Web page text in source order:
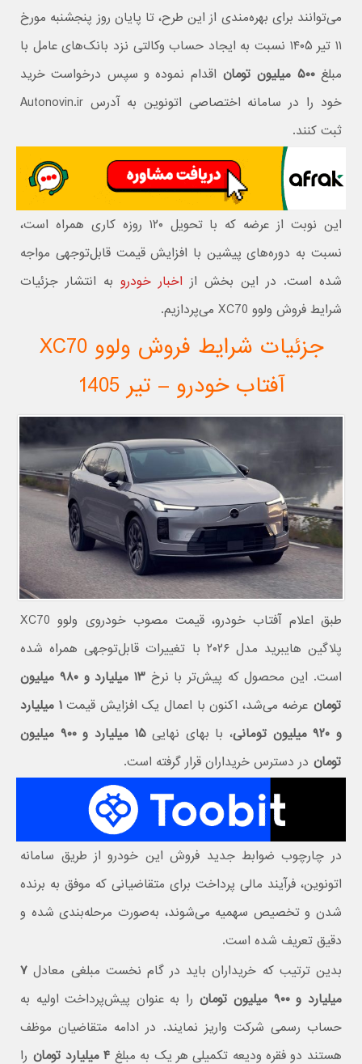
می‌توانند برای بهره‌مندی از این طرح، تا پایان روز پنجشنبه مورخ
۱۱ تیر ۱۴۰۵ نسبت به ایجاد حساب وکالتی نزد بانک‌های عامل با
مبلغ۵۰۰ میلیون تومان
اقدام نموده و سپس درخواست خرید
خود را در سامانه اختصاصی اتونوین به آدرس Autonovin.ir
ثبت کنند.
این نوبت از عرضه که با تحویل ۱۲۰ روزه کاری همراه است،
نسبت به دوره‌های پیشین با افزایش قیمت قابل‌توجهی مواجه
شده است. در این بخش از اخبار خودروبه انتشار جزئیات
شرایط فروش ولوو XC70 می‌پردازیم.
جزئیات شرایط فروش ولوو XC70
آفتاب خودرو – تیر 1405
طبق اعلام آفتاب خودرو، قیمت مصوب خودروی ولوو XC70
پلاگین هایبرید مدل ۲۰۲۶ با تغییرات قابل‌توجهی همراه شده
است. این محصول که پیش‌تر با نرخ
۱۳ میلیارد و ۹۸۰ میلیون
تومان عرضه می‌شد، اکنون با اعمال یک افزایش قیمت
۱ میلیارد
و ۹۲۰ میلیون تومانی
، با بهای نهایی
۱۵ میلیارد و ۹۰۰ میلیون
تومان در دسترس خریداران قرار گرفته است.
در چارچوب ضوابط جدید فروش این خودرو از طریق سامانه
اتونوین، فرآیند مالی پرداخت برای متقاضیانی که موفق به برنده
شدن و تخصیص سهمیه می‌شوند، به‌صورت مرحله‌بندی شده و
دقیق تعریف شده است.
بدین ترتیب که خریداران باید در گام نخست مبلغی معادل ۷
میلیارد و ۹۰۰ میلیون تومان
را به عنوان پیش‌پرداخت اولیه به
حساب رسمی شرکت واریز نمایند. در ادامه متقاضیان موظف
هستند دو فقره ودیعه تکمیلی هر یک به مبلغ ۴ میلیارد تومان را